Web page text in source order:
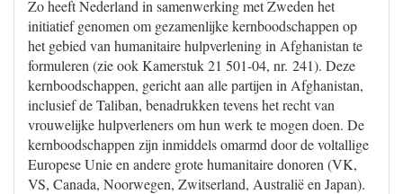
Zo heeft Nederland in samenwerking met Zweden het
initiatief genomen om gezamenlijke kernboodschappen op
het gebied van humanitaire hulpverlening in Afghanistan te
formuleren (zie ook Kamerstuk 21 501-04, nr. 241). Deze
kernboodschappen, gericht aan alle partijen in Afghanistan,
inclusief de Taliban, benadrukken tevens het recht van
vrouwelijke hulpverleners om hun werk te mogen doen. De
kernboodschappen zijn inmiddels omarmd door de voltallige
Europese Unie en andere grote humanitaire donoren (VK,
VS, Canada, Noorwegen, Zwitserland, Australië en Japan).